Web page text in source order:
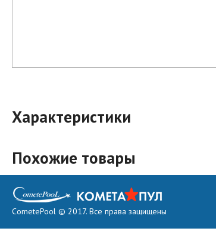
Характеристики
Похожие товары
CometePool © 2017. Все права защищены